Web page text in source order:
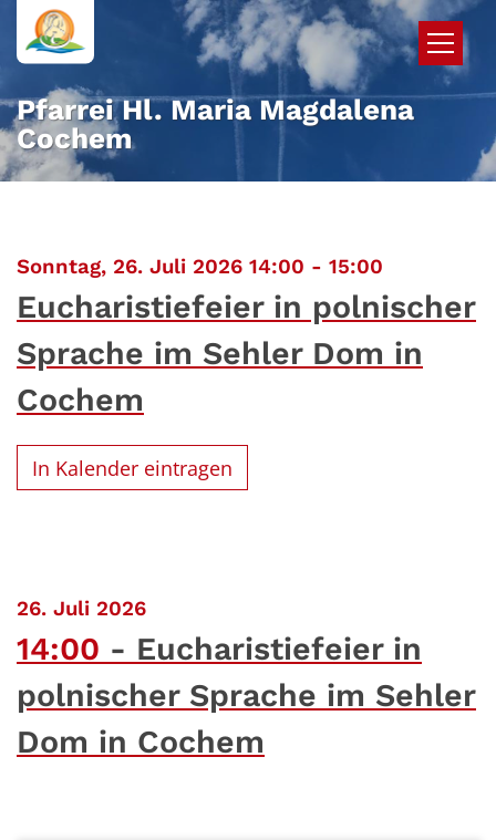
Zum Inhalt springen
Pfarrei Hl. Maria Magdalena
Cochem
Sonntag, 26. Juli 2026 14:00 - 15:00
Eucharistiefeier in polnischer
Sprache im Sehler Dom in
Cochem
In Kalender eintragen
26. Juli 2026:
14:00
Eucharistiefeier in
polnischer Sprache im Sehler
Dom in Cochem